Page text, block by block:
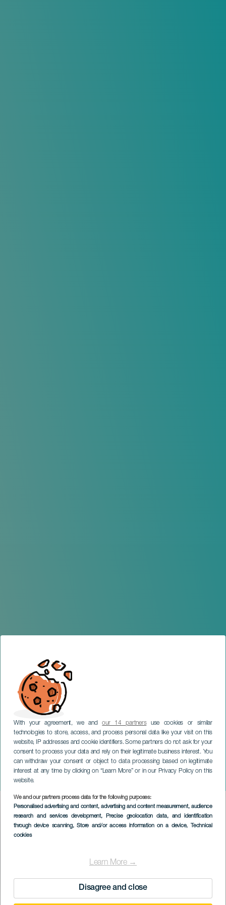
With your agreement, we andour 14 partnersuse cookies or similar
technologies to store, access, and process personal data like your visit on this
website, IP addresses and cookie identifiers. Some partners do not ask for your
consent to process your data and rely on their legitimate business interest. You
can withdraw your consent or object to data processing based on legitimate
interest at any time by clicking on “Learn More” or in our Privacy Policy on this
website.
We and our partners process data for the following purposes:
Personalised advertising and content, advertising and content measurement, audience
research and services development, Precise geolocation data, and identification
through device scanning, Store and/or access information on a device, Technical
cookies
Learn More →
Disagree and close
Dúo Cassadó - Festival
Paralelo. La Palma
LA PALMA
Imagen
Listado
TOTEUTUNUT TAPAHTUMA